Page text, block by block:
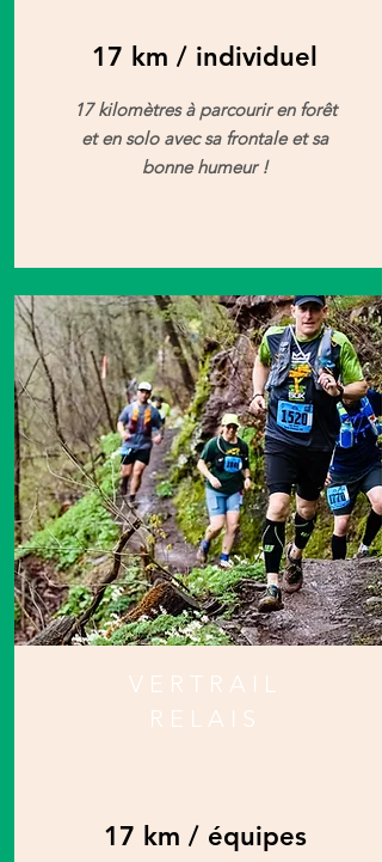
17 km / individuel
17 kilomètres à parcourir en forêt
et en solo avec sa frontale et sa
bonne humeur !
VERTRAIL
RELAIS
17 km / équipes